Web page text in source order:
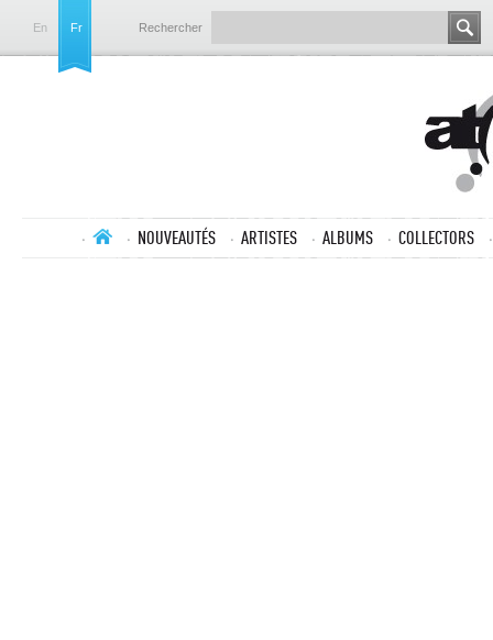
En Fr Rechercher
NOUVEAUTÉS ARTISTES ALBUMS COLLECTORS